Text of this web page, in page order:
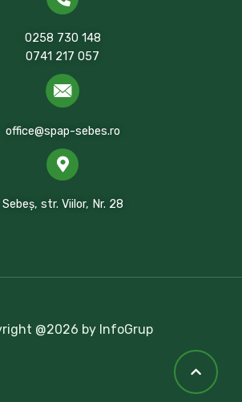
0258 730 148
0741 217 057
office@spap-sebes.ro
Sebeș, str. Viilor, Nr. 28
@2026 by InfoGrup